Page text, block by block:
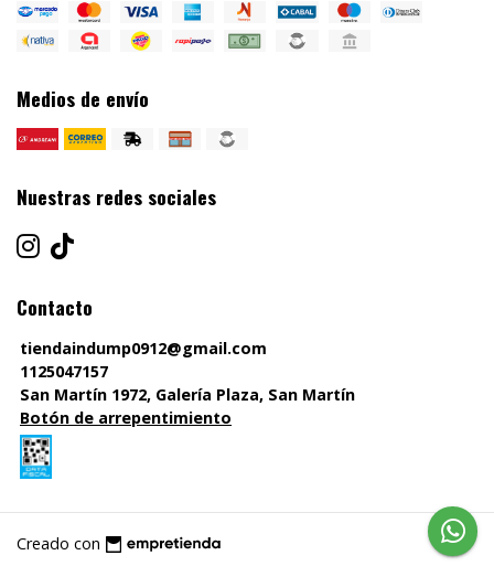
Medios de envío
Nuestras redes sociales
Contacto
tiendaindump0912@gmail.com
1125047157
San Martín 1972, Galería Plaza, San Martín
Botón de arrepentimiento
Creado con